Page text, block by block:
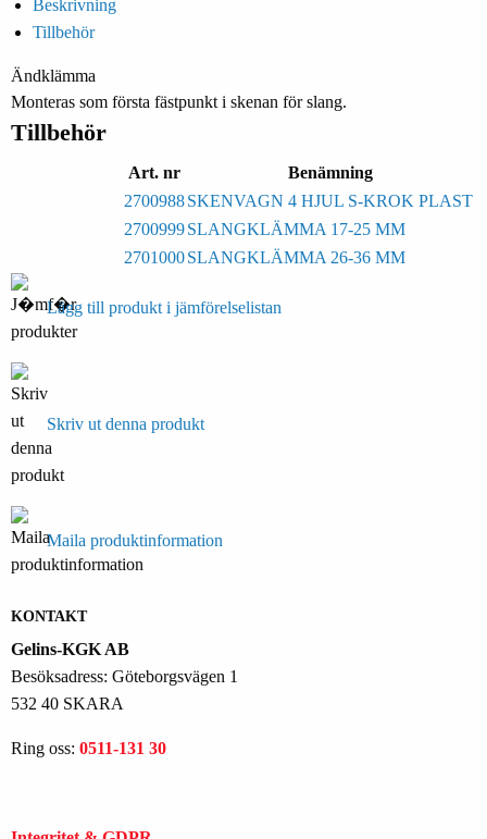
Beskrivning
Tillbehör
Ändklämma
Monteras som första fästpunkt i skenan för slang.
Tillbehör
Art. nr
Benämning
2700988SKENVAGN 4 HJUL S-KROK PLAST
2700999SLANGKLÄMMA 17-25 MM
2701000SLANGKLÄMMA 26-36 MM
Lägg till produkt i jämförelselistan
Skriv ut denna produkt
Maila produktinformation
KONTAKT
Gelins-KGK AB
Besöksadress: Göteborgsvägen 1
532 40 SKARA
Ring oss: 0511-131 30